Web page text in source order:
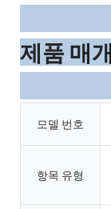
제품 매
모델 번호
항목 유형